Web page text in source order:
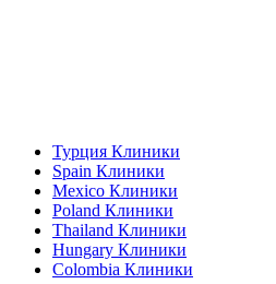
Турция Клиники
Spain Клиники
Mexico Клиники
Poland Клиники
Thailand Клиники
Hungary Клиники
Colombia Клиники